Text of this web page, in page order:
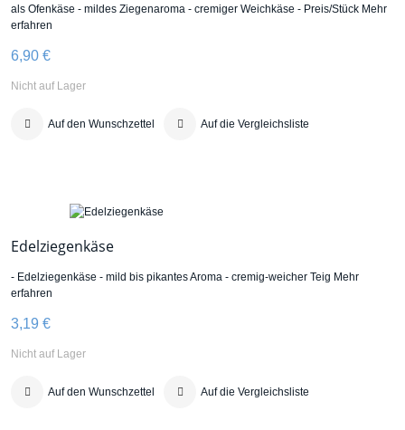
als Ofenkäse - mildes Ziegenaroma - cremiger Weichkäse - Preis/Stück Mehr
erfahren
6,90 €
Nicht auf Lager
Auf den Wunschzettel Auf die Vergleichsliste
Edelziegenkäse
- Edelziegenkäse - mild bis pikantes Aroma - cremig-weicher Teig Mehr
erfahren
3,19 €
Nicht auf Lager
Auf den Wunschzettel Auf die Vergleichsliste